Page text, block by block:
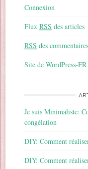
Connexion
FluxRSS des articles
RSS des commentaires
Site de WordPress-FR
Je suis Minimaliste:
congélation
DIY: Comment
DIY: Comment